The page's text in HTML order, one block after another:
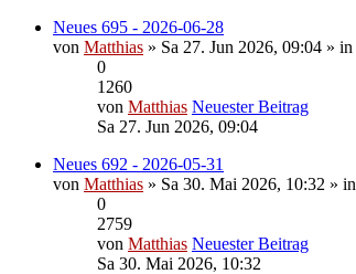
Neues 695 - 2026-06-28
von Matthias » Sa 27. Jun 2026, 09:04 » in
0
1260
von Matthias Neuester Beitrag
Sa 27. Jun 2026, 09:04
Neues 692 - 2026-05-31
von Matthias » Sa 30. Mai 2026, 10:32 » in
0
2759
von Matthias Neuester Beitrag
Sa 30. Mai 2026, 10:32